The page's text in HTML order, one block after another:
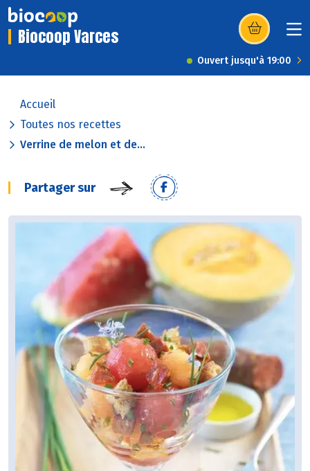
Biocoop Varces (s’ouvre dans
Ouvert jusqu'à 19:00
Accueil
Toutes nos recettes
Verrine de melon et de...
Partager sur